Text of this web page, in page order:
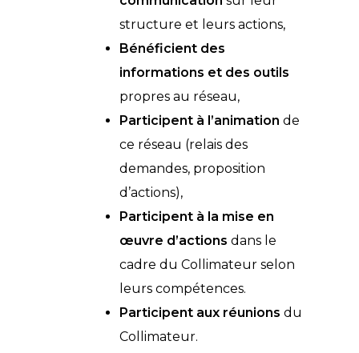
structure et leurs actions,
Bénéficient des
informations et des outils
propres au réseau,
Participent à l’animation de
ce réseau (relais des
demandes, proposition
d’actions),
Participent à la mise en
œuvre d’actions dans le
cadre du Collimateur selon
leurs compétences.
Participent aux réunions du
Collimateur.